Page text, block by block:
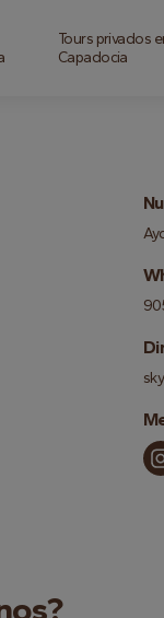
Tours privados
Capadocia